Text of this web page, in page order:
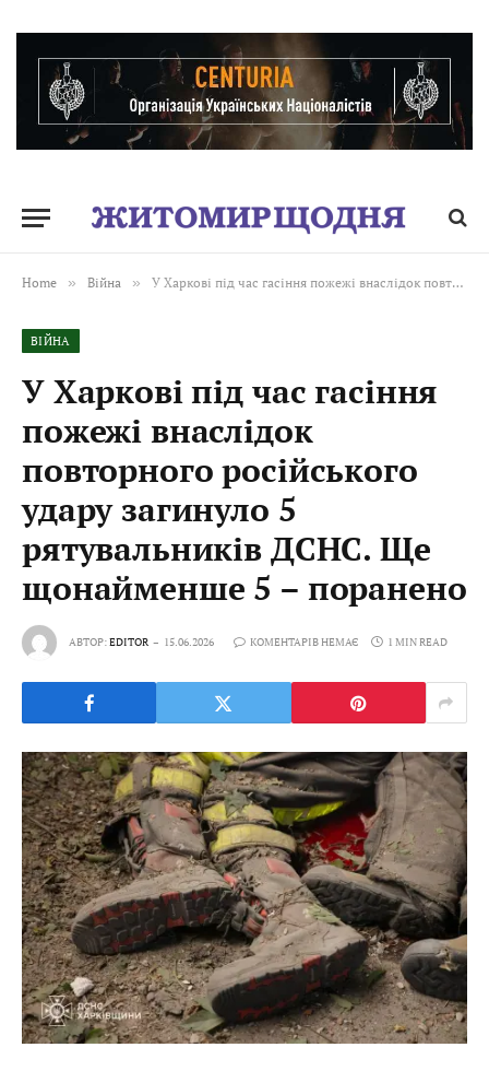
Home » Війна » У Харкові під час гасіння пожежі внаслідок повторного російського удару загинуло 5 рятувальників ДСНС. Ще щонайменше 5 – поранено
ВІЙНА
У Харкові під час гасіння
пожежі внаслідок
повторного російського
удару загинуло 5
рятувальників ДСНС. Ще
щонайменше 5 – поранено
АВТОР:EDITOR 15.06.2026 КОМЕНТАРІВ НЕМАЄ 1 MIN READ